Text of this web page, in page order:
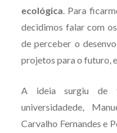
ecológica . Para
decidimos falar com
de perceber o
projetos para o futuro,
A ideia surgiu de
universidadede,
Carvalho Fernandes e